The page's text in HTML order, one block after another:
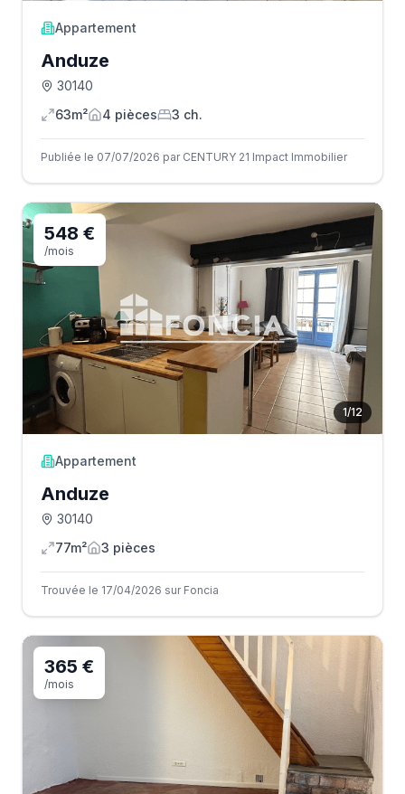
Appartement
Anduze
30140
63m²
4 pièces 3 ch.
Publiée le 07/07/2026 par CENTURY 21 Impact Immobilier
1/12
548 €
/mois
Appartement
Anduze
30140
77m²
3 pièces
Trouvée le 17/04/2026 sur Foncia
365 €
/mois